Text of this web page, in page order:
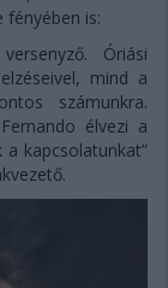
fényében is:
Óriási
mind a
számunkra.
élvezi a
kapcsolatunkat”